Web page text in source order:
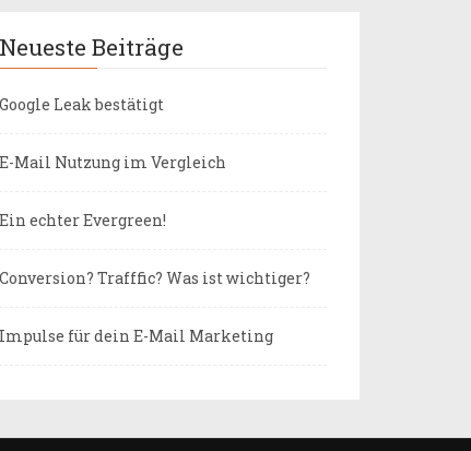
Neueste Beiträge
Google Leak bestätigt
E-Mail Nutzung im Vergleich
Ein echter Evergreen!
Conversion? Trafffic? Was ist wichtiger?
Impulse für dein E-Mail Marketing